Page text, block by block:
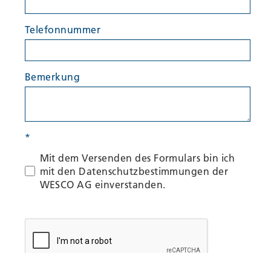
Telefonnummer
Bemerkung
*
Mit dem Versenden des Formulars bin ich
mit den Datenschutzbestimmungen der
WESCO AG einverstanden.